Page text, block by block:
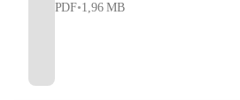
PDF•1,96 MB